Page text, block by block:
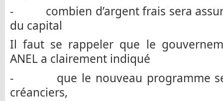
- combien d’argent frais sera
du capital
Il faut se rappeler que le
ANEL a clairement indiqué
- que le nouveau programme se
créanciers,